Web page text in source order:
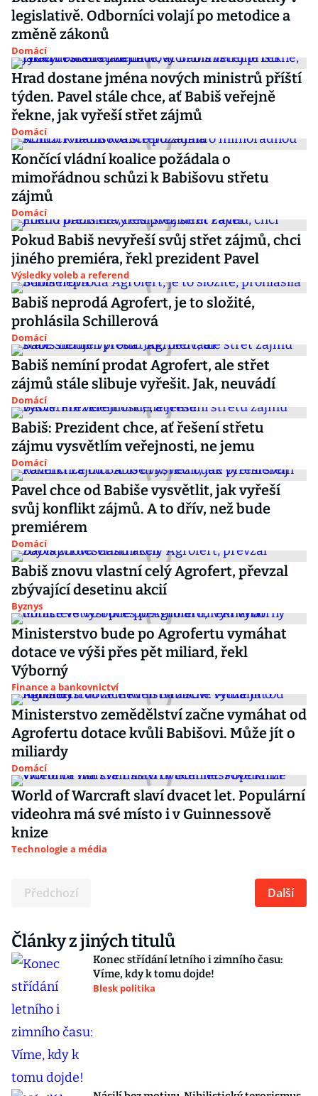
legislativě. Odborníci volají po metodice a
změně zákonů
Domácí
Hrad dostane jména nových ministrů příští
týden. Pavel stále chce, ať Babiš veřejně
řekne, jak vyřeší střet zájmů
Domácí
Končící vládní koalice požádala o
mimořádnou schůzi k Babišovu střetu
zájmů
Domácí
Pokud Babiš nevyřeší svůj střet zájmů, chci
jiného premiéra, řekl prezident Pavel
Výsledky voleb a referend
Babiš neprodá Agrofert, je to složité,
prohlásila Schillerová
Domácí
Babiš nemíní prodat Agrofert, ale střet
zájmů stále slibuje vyřešit. Jak, neuvádí
Domácí
Babiš: Prezident chce, ať řešení střetu
zájmu vysvětlím veřejnosti, ne jemu
Domácí
Pavel chce od Babiše vysvětlit, jak vyřeší
svůj konflikt zájmů. A to dřív, než bude
premiérem
Domácí
Babiš znovu vlastní celý Agrofert, převzal
zbývající desetinu akcií
Byznys
Ministerstvo bude po Agrofertu vymáhat
dotace ve výši přes pět miliard, řekl
Výborný
Finance a bankovnictví
Ministerstvo zemědělství začne vymáhat od
Agrofertu dotace kvůli Babišovi. Může jít o
miliardy
Domácí
World of Warcraft slaví dvacet let. Populární
videohra má své místo i v Guinnessově
knize
Technologie a média
Předchozí Další
Články z jiných titulů
Konec střídání letního i zimního času:
Víme, kdy k tomu dojde!
Blesk politika